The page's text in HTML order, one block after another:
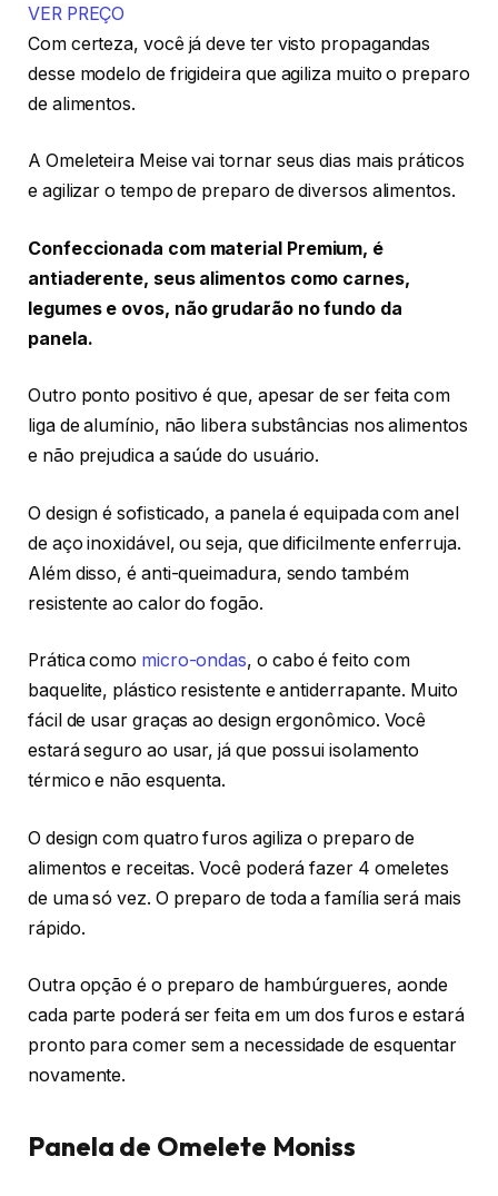
VER PREÇO
Com certeza, você já deve ter visto propagandas
desse modelo de frigideira que agiliza muito o preparo
de alimentos.
A Omeleteira Meise vai tornar seus dias mais práticos
e agilizar o tempo de preparo de diversos alimentos.
Confeccionada com material Premium, é
antiaderente, seus alimentos como carnes,
legumes e ovos, não grudarão no fundo da
panela.
Outro ponto positivo é que, apesar de ser feita com
liga de alumínio, não libera substâncias nos alimentos
e não prejudica a saúde do usuário.
O design é sofisticado, a panela é equipada com anel
de aço inoxidável, ou seja, que dificilmente enferruja.
Além disso, é anti-queimadura, sendo também
resistente ao calor do fogão.
Prática como micro-ondas, o cabo é feito com
baquelite, plástico resistente e antiderrapante. Muito
fácil de usar graças ao design ergonômico. Você
estará seguro ao usar, já que possui isolamento
térmico e não esquenta.
O design com quatro furos agiliza o preparo de
alimentos e receitas. Você poderá fazer 4 omeletes
de uma só vez. O preparo de toda a família será mais
rápido.
Outra opção é o preparo de hambúrgueres, aonde
cada parte poderá ser feita em um dos furos e estará
pronto para comer sem a necessidade de esquentar
novamente.
Panela de Omelete Moniss